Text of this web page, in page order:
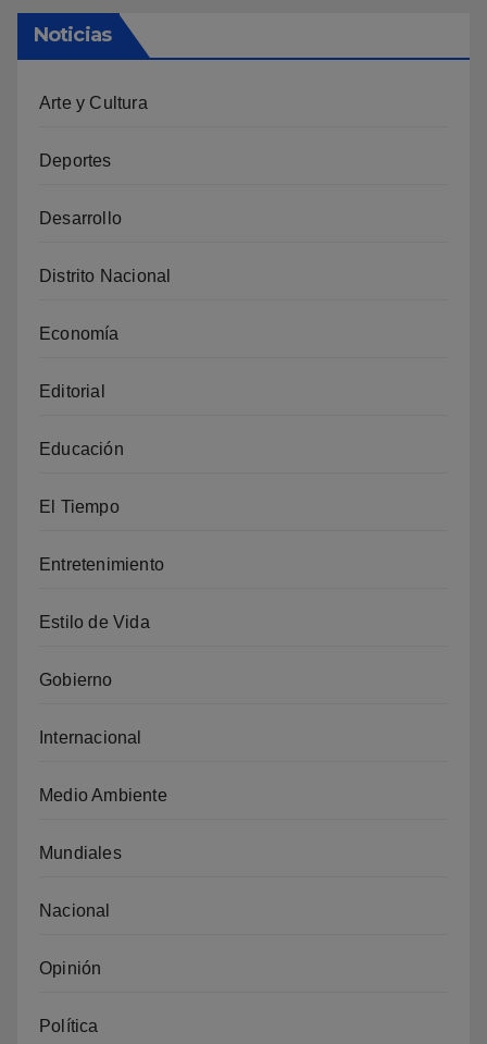
Noticias
Arte y Cultura
Deportes
Desarrollo
Distrito Nacional
Economía
Editorial
Educación
El Tiempo
Entretenimiento
Estilo de Vida
Gobierno
Internacional
Medio Ambiente
Mundiales
Nacional
Opinión
Política